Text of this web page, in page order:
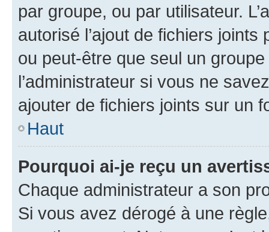
par groupe, ou par utilisateur.
autorisé l’ajout de fichiers
ou peut-être que seul un
l’administrateur si vous ne
ajouter de fichiers joints sur un
Haut
Pourquoi ai-je reçu un
Chaque administrateur a son
Si vous avez dérogé à une